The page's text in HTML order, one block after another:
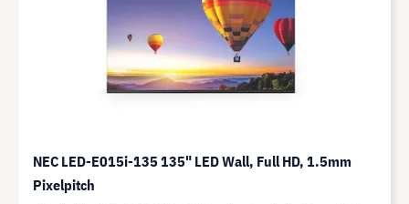
NEC LED-E015i-135 135" LED Wall, Full HD, 1.5mm
Pixelpitch